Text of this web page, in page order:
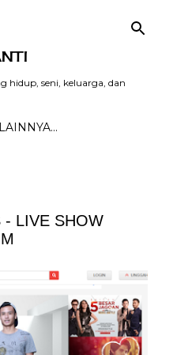
hidup, seni, keluarga, dan
LAINNYA…
- LIVE SHOW